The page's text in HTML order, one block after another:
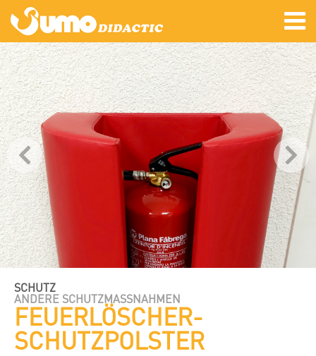
SCHUTZ
ANDERE SCHUTZMASSNAHMEN
FEUERLÖSCHER-
SCHUTZPOLSTER